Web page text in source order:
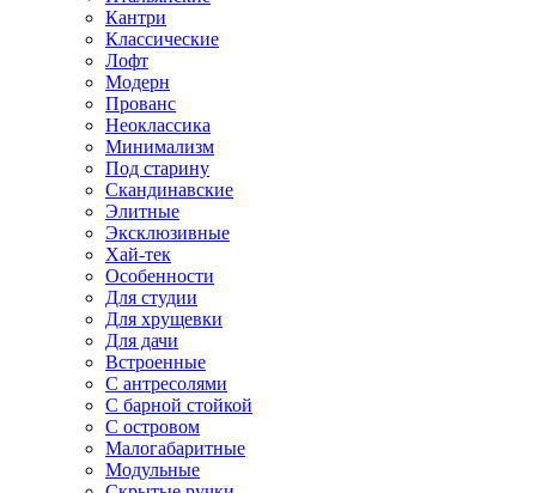
Кантри
Классические
Лофт
Модерн
Прованс
Неоклассика
Минимализм
Под старину
Скандинавские
Элитные
Эксклюзивные
Хай-тек
Особенности
Для студии
Для хрущевки
Для дачи
Встроенные
С антресолями
С барной стойкой
С островом
Малогабаритные
Модульные